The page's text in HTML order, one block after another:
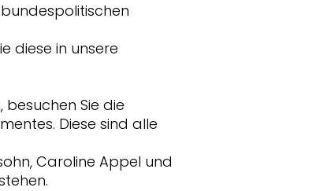
diese in unsere
Sie die
Diese sind alle
Caroline Appel und